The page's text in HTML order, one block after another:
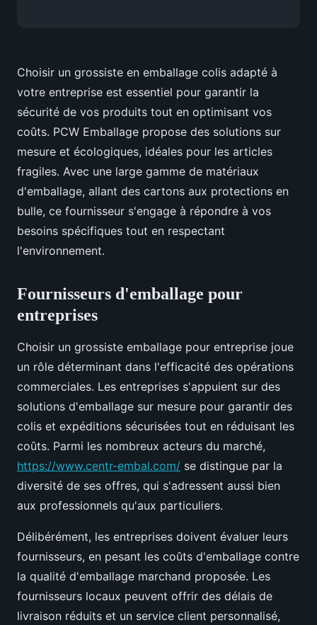
Choisir un grossiste en emballage colis adapté à
votre entreprise est essentiel pour garantir la
sécurité de vos produits tout en optimisant vos
coûts. PCW Emballage propose des solutions sur
mesure et écologiques, idéales pour les articles
fragiles. Avec une large gamme de matériaux
d'emballage, allant des cartons aux protections en
bulle, ce fournisseur s'engage à répondre à vos
besoins spécifiques tout en respectant
l'environnement.
Fournisseurs d'emballage pour
entreprises
Choisir un grossiste emballage pour entreprise joue
un rôle déterminant dans l'efficacité des opérations
commerciales. Les entreprises s'appuient sur des
solutions d'emballage sur mesure pour garantir des
colis et expéditions sécurisées tout en réduisant les
coûts. Parmi les nombreux acteurs du marché,
https://www.centr-embal.com/ se distingue par la
diversité de ses offres, qui s'adressent aussi bien
aux professionnels qu'aux particuliers.
Délibérément, les entreprises doivent évaluer leurs
fournisseurs, en pesant les coûts d'emballage contre
la qualité d'emballage marchand proposée. Les
fournisseurs locaux peuvent offrir des délais de
livraison réduits et un service client personnalisé,